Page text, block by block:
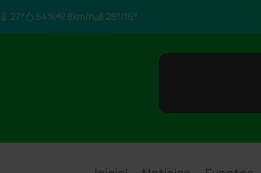
27° 54% 8km/h 28°/16°